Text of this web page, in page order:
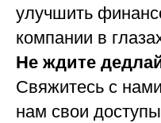
улучшить
компании в
Не ждите
Свяжитесь с
нам свои